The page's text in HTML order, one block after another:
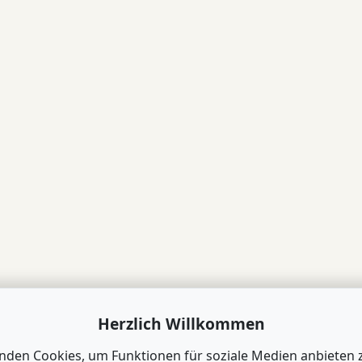
Herzlich Willkommen
Cookies, um Funktionen für soziale Medien anbieten